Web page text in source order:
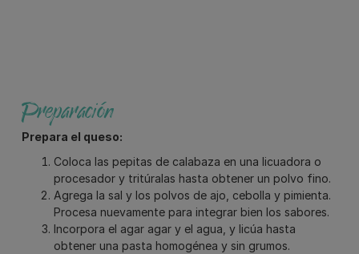
Preparación
Prepara el queso:
Coloca las pepitas de calabaza en una licuadora o
procesador y tritúralas hasta obtener un polvo fino.
Agrega la sal y los polvos de ajo, cebolla y pimienta.
Procesa nuevamente para integrar bien los sabores.
Incorpora el agar agar y el agua, y licúa hasta
obtener una pasta homogénea y sin grumos.